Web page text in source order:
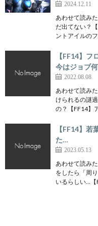
2024.12.11
あわせて読み
だ出てない？
ントアイルの
【FF14】
今はジョブ
2022.08.08
あわせて読み
けられるの謎
の？【FF14】
【FF14】
た…
2023.05.13
あわせて読み
をしたら「周
いるらしい…